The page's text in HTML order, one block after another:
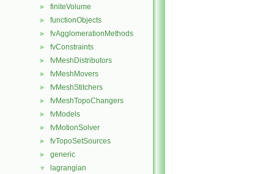
► finiteVolume
► functionObjects
► fvAgglomerationMethods
► fvConstraints
► fvMeshDistributors
► fvMeshMovers
► fvMeshStitchers
► fvMeshTopoChangers
► fvModels
► fvMotionSolver
► fvTopoSetSources
► generic
▼ lagrangian